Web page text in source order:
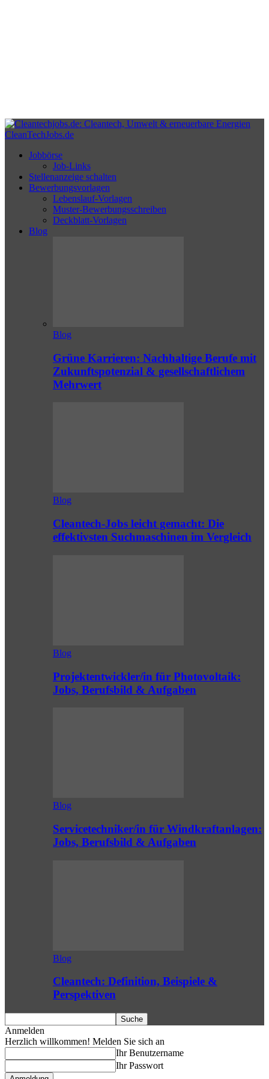
CleanTechJobs.de
Jobbörse
Job-Links
Stellenanzeige schalten
Bewerbungsvorlagen
Lebenslauf-Vorlagen
Muster-Bewerbungsschreiben
Deckblatt-Vorlagen
Blog
Blog
Grüne Karrieren: Nachhaltige Berufe mit
Zukunftspotenzial & gesellschaftlichem
Mehrwert
Blog
Cleantech-Jobs leicht gemacht: Die
effektivsten Suchmaschinen im Vergleich
Blog
Projektentwickler/in für Photovoltaik:
Jobs, Berufsbild & Aufgaben
Blog
Servicetechniker/in für Windkraftanlagen:
Jobs, Berufsbild & Aufgaben
Blog
Cleantech: Definition, Beispiele &
Perspektiven
Anmelden
Herzlich willkommen! Melden Sie sich an
Ihr Benutzername
Ihr Passwort